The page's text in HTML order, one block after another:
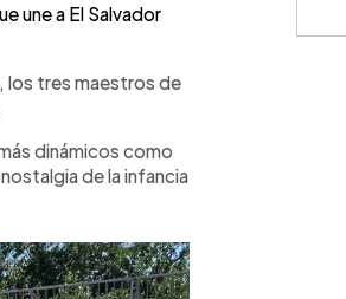
une a El Salvador
los tres maestros de
dinámicos como
de la infancia